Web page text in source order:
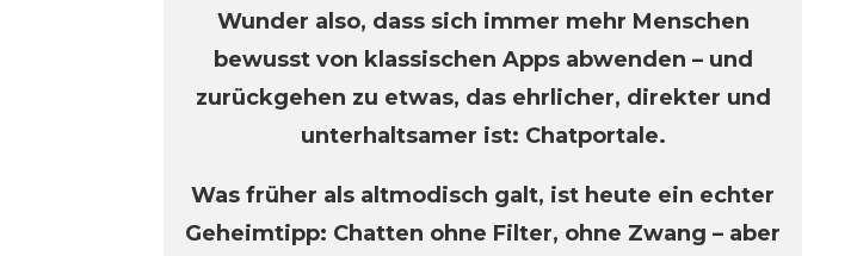
Wunder also, dass sich immer mehr Menschen
bewusst von klassischen Apps abwenden – und
zurückgehen zu etwas, das ehrlicher, direkter und
unterhaltsamer ist: Chatportale.
Was früher als altmodisch galt, ist heute ein echter
Geheimtipp: Chatten ohne Filter, ohne Zwang – aber